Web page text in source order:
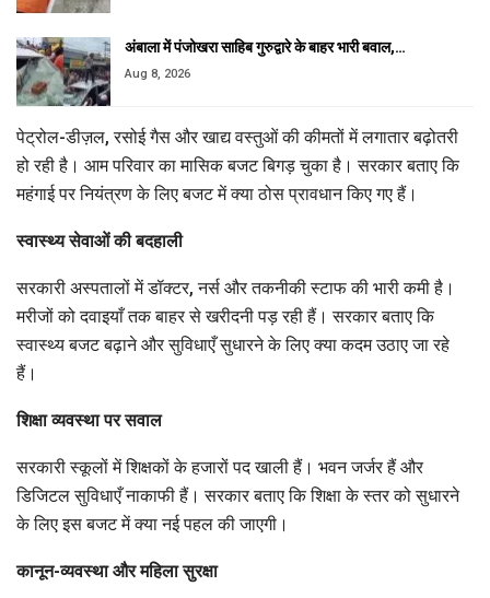
अंबाला में पंजोखरा साहिब गुरुद्वारे के बाहर भारी बवाल,…
Aug 8, 2026
पेट्रोल-डीज़ल, रसोई गैस और खाद्य वस्तुओं की कीमतों में लगातार बढ़ोतरी
हो रही है। आम परिवार का मासिक बजट बिगड़ चुका है। सरकार बताए कि
महंगाई पर नियंत्रण के लिए बजट में क्या ठोस प्रावधान किए गए हैं।
स्वास्थ्य सेवाओं की बदहाली
सरकारी अस्पतालों में डॉक्टर, नर्स और तकनीकी स्टाफ की भारी कमी है।
मरीजों को दवाइयाँ तक बाहर से खरीदनी पड़ रही हैं। सरकार बताए कि
स्वास्थ्य बजट बढ़ाने और सुविधाएँ सुधारने के लिए क्या कदम उठाए जा रहे
हैं।
शिक्षा व्यवस्था पर सवाल
सरकारी स्कूलों में शिक्षकों के हजारों पद खाली हैं। भवन जर्जर हैं और
डिजिटल सुविधाएँ नाकाफी हैं। सरकार बताए कि शिक्षा के स्तर को सुधारने
के लिए इस बजट में क्या नई पहल की जाएगी।
कानून-व्यवस्था और महिला सुरक्षा